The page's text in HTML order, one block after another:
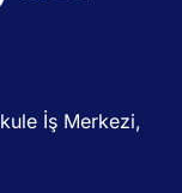
İş Merkezi,